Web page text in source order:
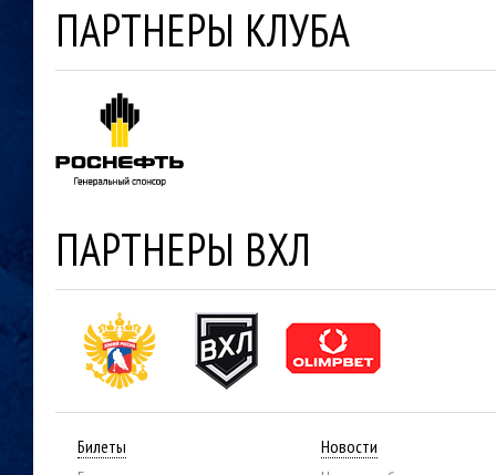
ПАРТНЕРЫ КЛУБА
ПАРТНЕРЫ ВХЛ
Билеты Новости